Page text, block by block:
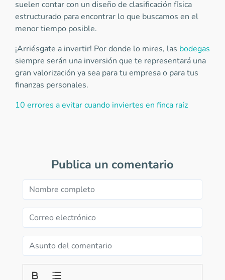
suelen contar con un diseño de clasificación física
estructurado para encontrar lo que buscamos en el
menor tiempo posible.
¡Arriésgate a invertir! Por donde lo mires, las bodegas
siempre serán una inversión que te representará una
gran valorización ya sea para tu empresa o para tus
finanzas personales.
10 errores a evitar cuando inviertes en finca raíz
Publica un comentario